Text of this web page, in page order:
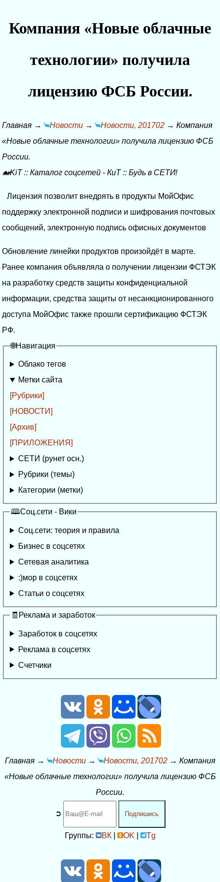
Компания «Новые облачные
технологии» получила
лицензию ФСБ России.
Главная → Новости → Новости, 201702 → Компания
«Новые облачные технологии» получила лицензию ФСБ
России.
🐋KiT:: Каталог соцсетей - КиТ:: Будь в СЕТИ!
Лицензия позволит внедрять в продукты МойОфис
поддержку электронной подписи и шифрования почтовых
сообщений, электронную подпись офисных документов
Обновление линейки продуктов произойдёт в марте.
Ранее компания объявляла о получении лицензии ФСТЭК
на разработку средств защиты конфиденциальной
информации, средства защиты от несанкционированного
доступа МойОфис также прошли сертификацию ФСТЭК
РФ.
🌐Навигация
Облако тегов
Метки сайта
[Рубрики]
[НОВОСТИ]
[Архив]
[ПРИЛОЖЕНИЯ]
СЕТИ (рунет осн.)
Рубрики (темы)
Категории (метки)
🕮Соц.сети - Вики
Соц.сети: теория и правила
Бизнес в соцсетях
Сетевая аналитика
:)мор в соцсетях
Статьи о соцсетях
🧾Реклама и заработок
Заработок в соцсетях
Реклама в соцсетях
Счетчики
Главная→ Новости→ Новости, 201702→ Компания
«Новые облачные технологии» получила лицензию ФСБ
России.
➲ Подпишись
Группы: ВК| OK Tg